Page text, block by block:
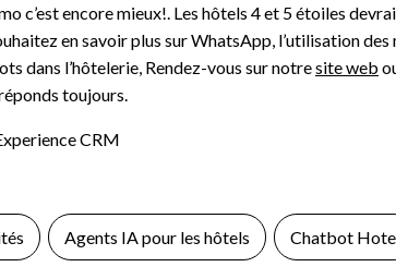
c’est encore mieux!. Les hôtels 4 et 5 étoiles
en savoir plus sur WhatsApp, l’utilisation
dans l’hôtelerie, Rendez-vous sur notresite web
toujours.
CRM
Agents IA pour les hôtels Chatbot